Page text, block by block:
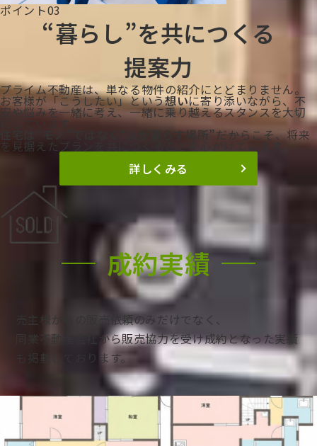
ポイント03
“暮らし”を共につくる
提案力
プライム不動産は、単なる物件の紹介にとどまりません。
お客様が「こうしたい」という想いに寄り添いながら、不
安や悩みを一緒に考え、一緒に乗り越えるスタンスを大切
にしています。
住宅は“モノ”ではなく“人が暮らす場所”――だからこそ、将来
を見据えたプランを共につくることを心がけています。
詳しくみる
成約実績
売主様からの販売依頼のみだけでなく、
同業不動産会社から販売協力を受け成約となった実績
も掲載しております。